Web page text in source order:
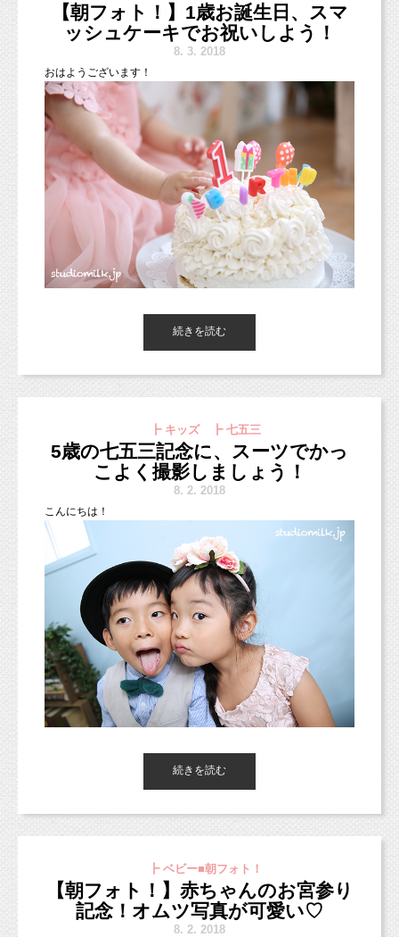
（西荻窪徒歩３分の駅近・ペットOKスタジオ、駐車場完備。
中央線、総武線、東西線沿線の荻窪、吉祥寺や三鷹、武蔵野市、
西東京市、立川市、小平市、羽村市、
谷区、品川区、練馬区、千代田区、中野区など２３区。
他、千葉県、埼玉県、神奈川県、宮城県、茨城県、愛知、広島
県、新潟県など他県からも多数お越しいただいております！）
■各種撮影プラン■
http://studiomilk.jp/price
■お手軽ネット予約■
https://www.itsuaki.com/yoyaku/webreserve/menusel?
str_id=829&stf_id=0
■インスタグラム■
コメント、フォローお待ちしています！
■LINEショップカード■
スタジオミルクはお子さまもたくさん撮影にお越しいただいてい
ますが、
実はマタニティフォトもとっても多いんですよ（＾＾）
お子さま専用
」と言っている子供フォトスタジオ（子供写真
館）は多いですが、
大人も全身立ってしっかり撮れるとなると、限られてきたりする
んですよね、実は。
スタジオミルクでは、大人の方だけの撮影もたくさんしていま
す。
マタニティフォトを始めて、30歳記念でお友達同士でワイワイ！
なんていう撮影も、
そこにプラス、ペットちゃん撮影（＾＾）
【朝フォト！】1歳お誕生日、スマ
ッシュケーキでお祝いしよう！
8. 3. 2018
おはようございます！
す！
台風「サンサン」が発生したようですね・・・
スマッシュケーキ
ませんか？？
スマッシュケーキプランは2パターンの撮影ができます（＾＾）
スマッシュケーキの時のお洋服は、
もちろん可愛いお洋服やドレスをお持ちいただいても大丈夫です
続きを読む
┣ キッズ ┣ 七五三
5歳の七五三記念に、スーツでかっ
こよく撮影しましょう！
8. 2. 2018
こ んにちは！
東京都杉並区西荻窪のフォトスタジオ「スタジオミルク」の小池
（西荻窪徒歩３分の駅近・ペットOKスタジオ、駐車場完備。
中央線、総武線、東西線沿線の荻窪、吉祥寺や三鷹、武蔵野市、
西東京市、立川市、小平市、羽村市、
続きを読む
┣ ベビー■朝フォト！
【朝フォト！】赤ちゃんのお宮参り
記念！オムツ写真が可愛い♡
8. 2. 2018